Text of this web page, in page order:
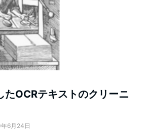
たOCRテキストのクリーニ
6月24日